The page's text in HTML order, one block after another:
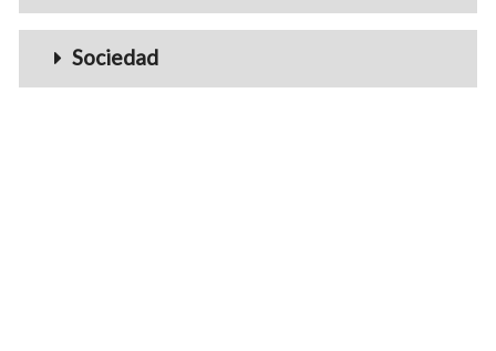
Sociedad